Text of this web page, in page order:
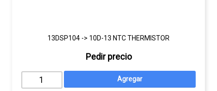
13DSP104 -> 10D-13 NTC THERMISTOR
Pedir precio